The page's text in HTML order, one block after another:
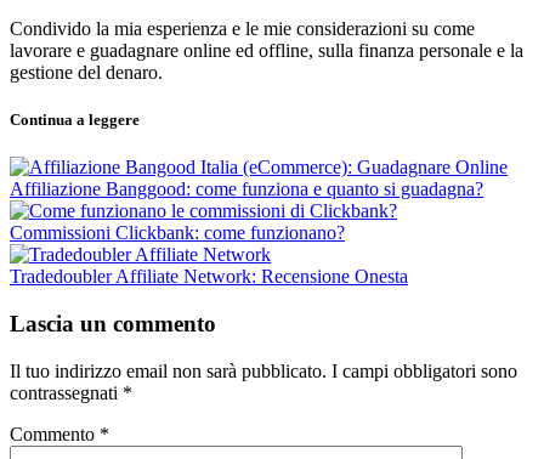
Condivido la mia esperienza e le mie considerazioni su come
lavorare e guadagnare online ed offline, sulla finanza personale e la
gestione del denaro.
Continua a leggere
Affiliazione Banggood: come funziona e quanto si guadagna?
Commissioni Clickbank: come funzionano?
Tradedoubler Affiliate Network: Recensione Onesta
Lascia un commento
Il tuo indirizzo email non sarà pubblicato. I campi obbligatori sono
contrassegnati *
Commento *